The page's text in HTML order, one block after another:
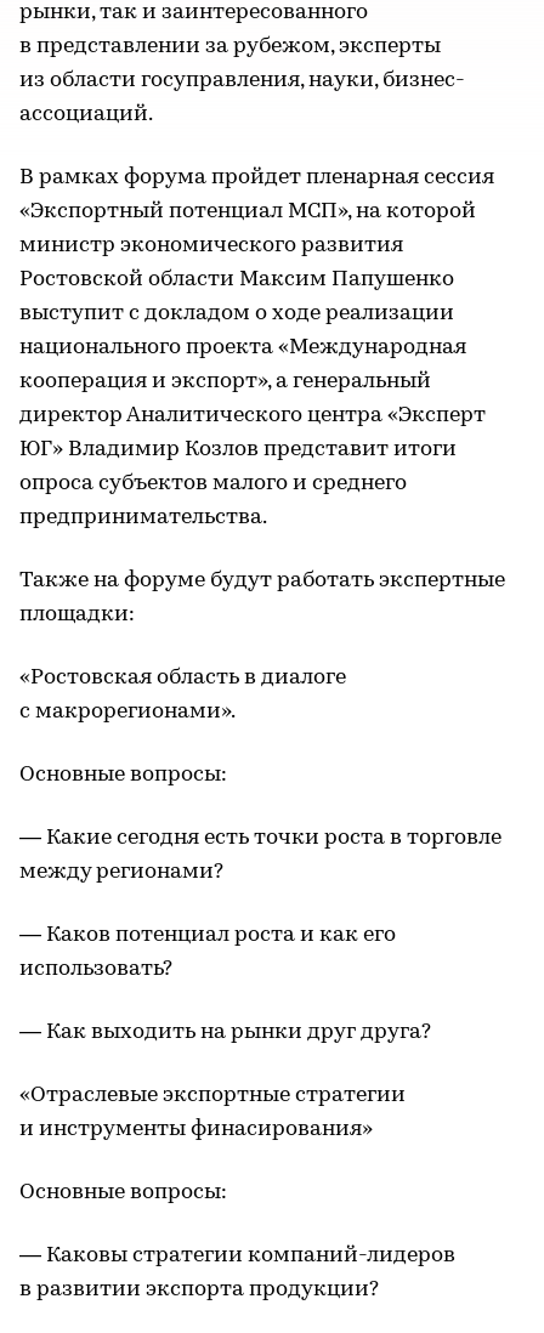
рынки, так и заинтересованного
в представлении за рубежом, эксперты
из области госуправления, науки, бизнес-
ассоциаций.
В рамках форума пройдет пленарная сессия
«Экспортный потенциал МСП», на которой
министр экономического развития
Ростовской области Максим Папушенко
выступит с докладом о ходе реализации
национального проекта «Международная
кооперация и экспорт», а генеральный
директор Аналитического центра «Эксперт
ЮГ» Владимир Козлов представит итоги
опроса субъектов малого и среднего
предпринимательства.
Также на форуме будут работать экспертные
площадки:
«Ростовская область в диалоге
с макрорегионами».
Основные вопросы:
— Какие сегодня есть точки роста в торговле
между регионами?
— Каков потенциал роста и как его
использовать?
— Как выходить на рынки друг друга?
«Отраслевые экспортные стратегии
и инструменты финасирования»
Основные вопросы:
— Каковы стратегии компаний-лидеров
в развитии экспорта продукции?